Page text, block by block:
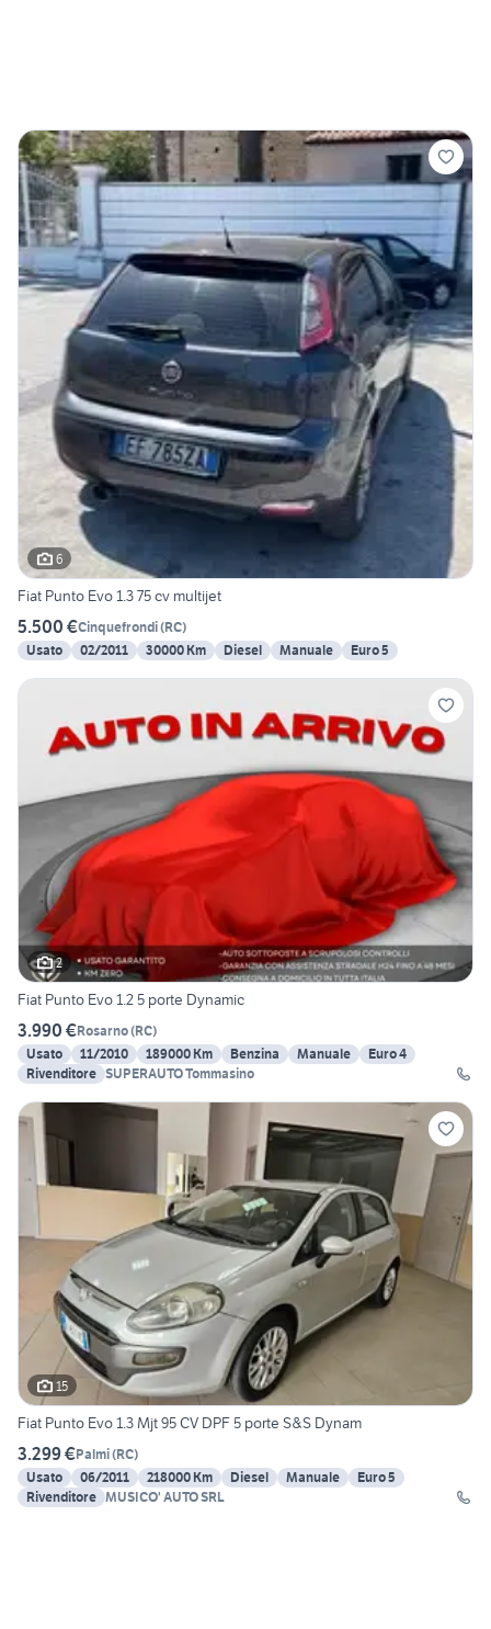
6
Fiat Punto Evo 1.3 75 cv multijet
5.500 €Cinquefrondi(RC)
Usato
02/2011 30000 Km Diesel Manuale Euro 5
2
Fiat Punto Evo 1.2 5 porte Dynamic
3.990 €Rosarno(RC)
Usato
11/2010 189000 Km Benzina Manuale
Euro 4
Rivenditore SUPERAUTO Tommasino
15
Fiat Punto Evo 1.3 Mjt 95 CV DPF 5 porte S&S Dynam
3.299 €Palmi(RC)
Usato
06/2011 218000 Km Diesel Manuale
Euro 5
Rivenditore MUSICO' AUTO SRL